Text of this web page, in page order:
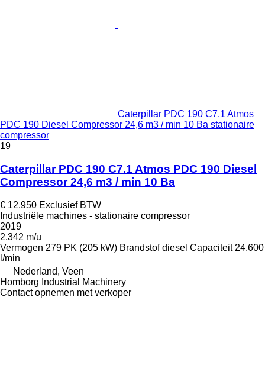
Caterpillar PDC 190 C7.1 Atmos
PDC 190 Diesel Compressor 24,6 m3 / min 10 Ba stationaire
compressor
19
Caterpillar PDC 190 C7.1 Atmos PDC 190 Diesel
Compressor 24,6 m3 / min 10 Ba
€ 12.950 Exclusief BTW
Industriële machines - stationaire compressor
2019
2.342 m/u
Vermogen 279 PK (205 kW) Brandstof diesel Capaciteit 24.600
l/min
Nederland, Veen
Homborg Industrial Machinery
Contact opnemen met verkoper